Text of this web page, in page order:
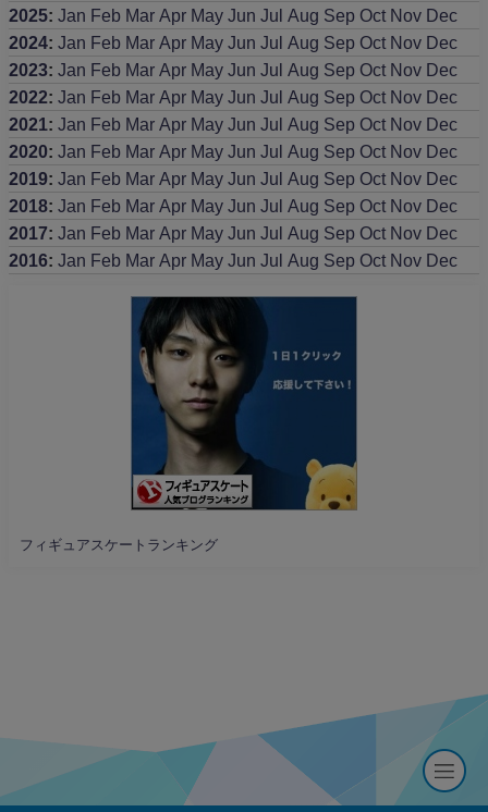
2025: Jan Feb Mar Apr May Jun Jul Aug Sep Oct Nov Dec
2024: Jan Feb Mar Apr May Jun Jul Aug Sep Oct Nov Dec
2023: Jan Feb Mar Apr May Jun Jul Aug Sep Oct Nov Dec
2022: Jan Feb Mar Apr May Jun Jul Aug Sep Oct Nov Dec
2021 : Jan Feb Mar Apr May Jun Jul Aug Sep Oct Nov Dec
2020: Jan Feb Mar Apr May Jun Jul Aug Sep Oct Nov Dec
2019: Jan Feb Mar Apr May Jun Jul Aug Sep Oct Nov Dec
2018: Jan Feb Mar Apr May Jun Jul Aug Sep Oct Nov Dec
2017: Jan Feb Mar Apr May Jun Jul Aug Sep Oct Nov Dec
2016: Jan Feb Mar Apr May Jun Jul Aug Sep Oct Nov Dec
フィギュアスケートランキング